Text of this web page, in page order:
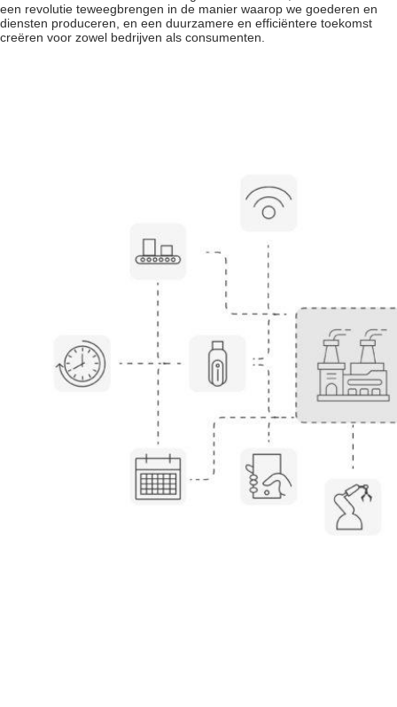
een revolutie teweegbrengen in de manier waarop we goederen en
diensten produceren, en een duurzamere en efficiëntere toekomst
creëren voor zowel bedrijven als consumenten.